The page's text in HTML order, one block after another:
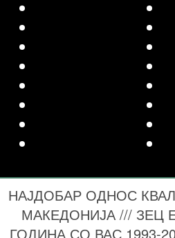
НАЈДОБАР ОДНОС
МАКЕДОНИЈА /// ЗЕЦ
ГОДИНА СО ВАС 1993-